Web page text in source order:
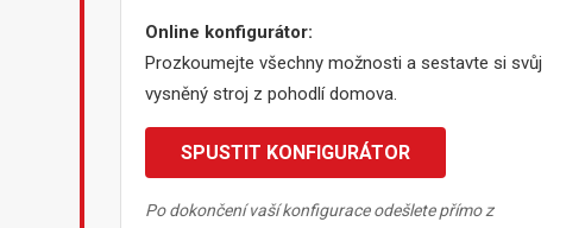
Online konfigurátor:
Prozkoumejte všechny možnosti a sestavte si svůj
vysněný stroj z pohodlí domova.
SPUSTIT KONFIGURÁTOR
Po dokončení vaší konfigurace odešlete přímo z